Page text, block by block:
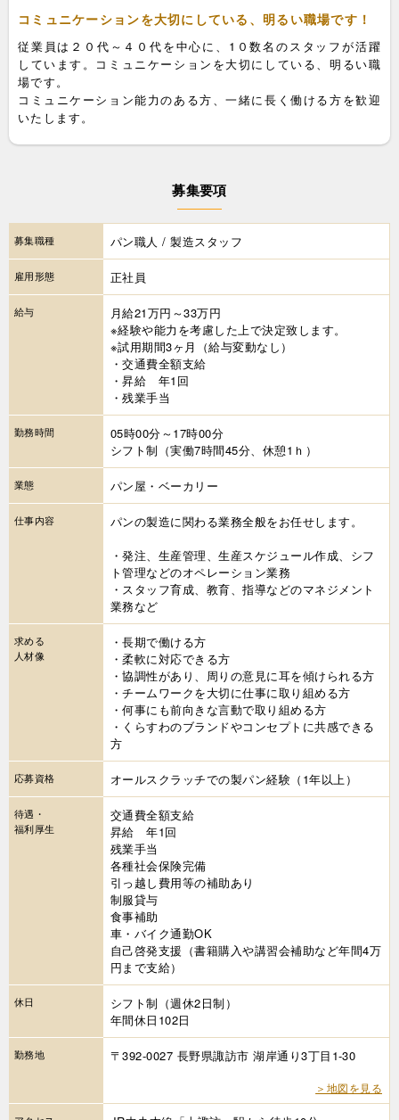
コミュニケーションを大切にしている、明るい職場です！
従業員は２０代～４０代を中心に、1０数名のスタッフが活躍
しています。コミュニケーションを大切にしている、明るい職
場です。
コミュニケーション能力のある方、一緒に長く働ける方を歓迎
いたします。
募集要項
募集職種 パン職人 / 製造スタッフ
雇用形態 正社員
給与
月給21万円～33万円
※経験や能力を考慮した上で決定致します。
※試用期間3ヶ月（給与変動なし）
・交通費全額支給
・昇給 年1回
・残業手当
勤務時間
05時00分～17時00分
シフト制（実働7時間45分、休憩1ｈ）
業態 パン屋・ベーカリー
仕事内容
パンの製造に関わる業務全般をお任せします。
・発注、生産管理、生産スケジュール作成、シフ
ト管理などのオペレーション業務
・スタッフ育成、教育、指導などのマネジメント
業務など
求める
人材像
・長期で働ける方
・柔軟に対応できる方
・協調性があり、周りの意見に耳を傾けられる方
・チームワークを大切に仕事に取り組める方
・何事にも前向きな言動で取り組める方
・くらすわのブランドやコンセプトに共感できる
方
応募資格 オールスクラッチでの製パン経験（1年以上）
待遇・
福利厚生
交通費全額支給
昇給 年1回
残業手当
各種社会保険完備
引っ越し費用等の補助あり
制服貸与
食事補助
車・バイク通勤OK
自己啓発支援（書籍購入や講習会補助など年間4万
円まで支給）
休日
シフト制（週休2日制）
年間休日102日
勤務地 〒392-0027 長野県諏訪市 湖岸通り3丁目1-30
＞地図を見る